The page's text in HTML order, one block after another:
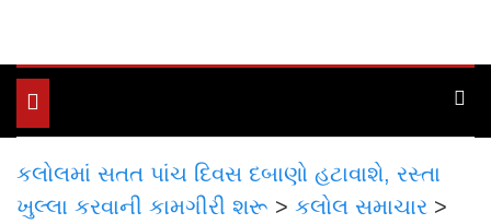
Toggle
navigation
કલોલમાં સતત પાંચ દિવસ દબાણો હટાવાશે, રસ્તા
ખુલ્લા કરવાની કામગીરી શરૂ > કલોલ સમાચાર >